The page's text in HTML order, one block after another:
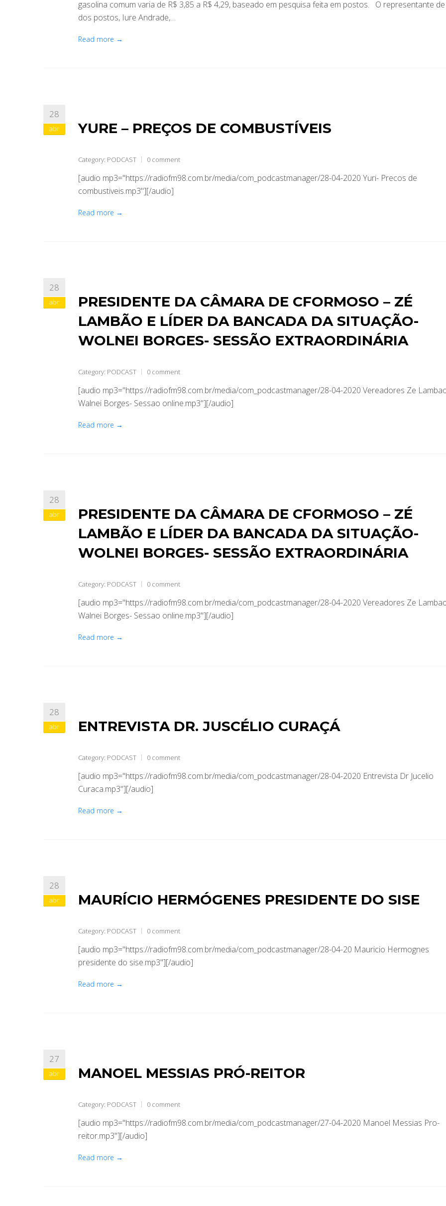
gasolina comum varia de R$ 3,85 a R$ 4,29, baseado em pesquisa feita em postos. O representante
dos postos, Iure Andrade,…
Read more →
28
abr YURE – PREÇOS DE COMBUSTÍVEIS
Category: PODCAST 0 comment
[audio mp3="https://radiofm98.com.br/media/com_podcastmanager/28-04-2020 Yuri- Precos de
combustiveis.mp3"][/audio]
Read more →
28
abr
PRESIDENTE DA CÂMARA DE CFORMOSO – ZÉ
LAMBÃO E LÍDER DA BANCADA DA SITUAÇÃO-
WOLNEI BORGES- SESSÃO EXTRAORDINÁRIA
Category: PODCAST 0 comment
[audio mp3="https://radiofm98.com.br/media/com_podcastmanager/28-04-2020 Vereadores Ze
Walnei Borges- Sessao online.mp3"][/audio]
Read more →
28
abr
PRESIDENTE DA CÂMARA DE CFORMOSO – ZÉ
LAMBÃO E LÍDER DA BANCADA DA SITUAÇÃO-
WOLNEI BORGES- SESSÃO EXTRAORDINÁRIA
Category: PODCAST 0 comment
[audio mp3="https://radiofm98.com.br/media/com_podcastmanager/28-04-2020 Vereadores Ze
Walnei Borges- Sessao online.mp3"][/audio]
Read more →
28
abr ENTREVISTA DR. JUSCÉLIO CURAÇÁ
Category: PODCAST 0 comment
[audio mp3="https://radiofm98.com.br/media/com_podcastmanager/28-04-2020 Entrevista Dr Jucelio
Curaca.mp3"][/audio]
Read more →
28
abr MAURÍCIO HERMÓGENES PRESIDENTE DO SISE
Category: PODCAST 0 comment
[audio mp3="https://radiofm98.com.br/media/com_podcastmanager/28-04-20 Mauricio Hermognes
presidente do sise.mp3"][/audio]
Read more →
27
abr MANOEL MESSIAS PRÓ-REITOR
Category: PODCAST 0 comment
[audio mp3="https://radiofm98.com.br/media/com_podcastmanager/27-04-2020 Manoel Messias Pro-
reitor.mp3"][/audio]
Read more →